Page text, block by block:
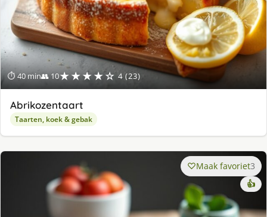
⏱ 40 min👥 10★★★★☆ 4 (23)
Abrikozentaart
Taarten, koek & gebak
Maak favoriet3
👍